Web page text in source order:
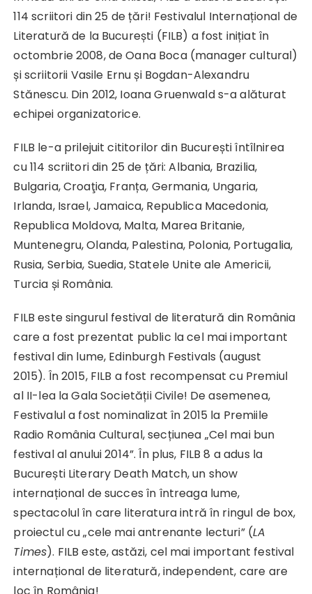
114 scriitori din 25 de țări! Festivalul Internațional de
Literatură de la București (FILB) a fost inițiat în
octombrie 2008, de Oana Boca (manager cultural)
și scriitorii Vasile Ernu și Bogdan-Alexandru
Stănescu. Din 2012, Ioana Gruenwald s-a alăturat
echipei organizatorice.
FILB le-a prilejuit cititorilor din București întîlnirea
cu 114 scriitori din 25 de țări: Albania, Brazilia,
Bulgaria, Croaţia, Franța, Germania, Ungaria,
Irlanda, Israel, Jamaica, Republica Macedonia,
Republica Moldova, Malta, Marea Britanie,
Muntenegru, Olanda, Palestina, Polonia, Portugalia,
Rusia, Serbia, Suedia, Statele Unite ale Americii,
Turcia și România.
FILB este singurul festival de literatură din România
care a fost prezentat public la cel mai important
festival din lume, Edinburgh Festivals (august
2015). În 2015, FILB a fost recompensat cu Premiul
al II-lea la Gala Societății Civile! De asemenea,
Festivalul a fost nominalizat în 2015 la Premiile
Radio România Cultural, secțiunea „Cel mai bun
festival al anului 2014”. În plus, FILB 8 a adus la
București Literary Death Match, un show
internațional de succes în întreaga lume,
spectacolul în care literatura intră în ringul de box,
proiectul cu „cele mai antrenante lecturi” (LA
Times). FILB este, astăzi, cel mai important festival
internațional de literatură, independent, care are